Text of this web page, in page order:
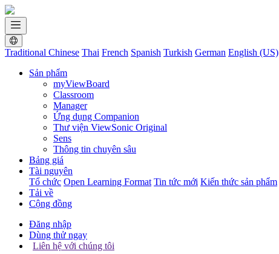
Traditional Chinese Thai French Spanish Turkish German English (US)
Sản phẩm
myViewBoard
Classroom
Manager
Ứng dụng Companion
Thư viện ViewSonic Original
Sens
Thông tin chuyên sâu
Bảng giá
Tài nguyên
Tổ chức Open Learning Format Tin tức mới Kiến thức sản phẩm
Tải về
Cộng đồng
Đăng nhập
Dùng thử ngay
Liên hệ với chúng tôi